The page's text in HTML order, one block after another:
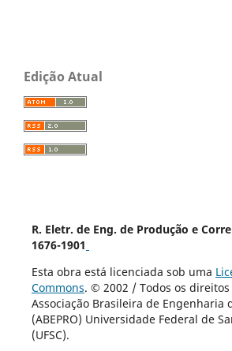
Edição Atual
R. Eletr. de Eng. de Produção e
1676-1901
Esta obra está licenciada sob uma
Commons. © 2002 / Todos os
Associação Brasileira de Engenharia
(ABEPRO) Universidade Federal de
(UFSC).